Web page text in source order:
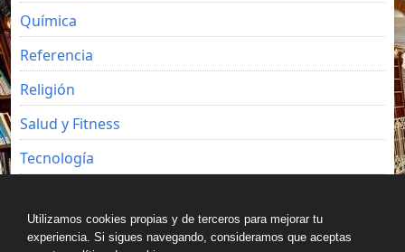
Química
Referencia
Religión
Salud y Fitness
Tecnología
Utilizamos cookies propias y de terceros para mejorar tu
experiencia. Si sigues navegando, consideramos que aceptas